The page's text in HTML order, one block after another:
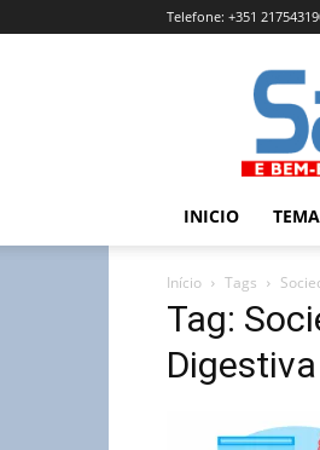
Telefone: +351
INICIO
Início Tags
Tag:
Digestiva